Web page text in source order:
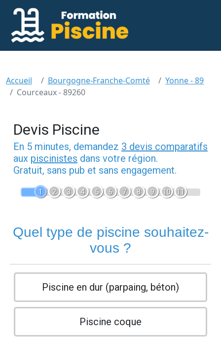
Accueil Bourgogne-Franche-Comté
Yonne - 89
Courceaux - 89260
Devis Piscine
En 5 minutes, demandez 3 devis comparatifs
aux piscinistes dans votre région.
Gratuit, sans pub et sans engagement.
1 2 3 4 5 6 7 8 9 10 11
Quel type de piscine souhaitez-
vous ?
Piscine en dur (parpaing, béton)
Piscine coque